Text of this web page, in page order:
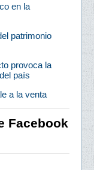
en la
patrimonio
provoca la
país
a la venta
Facebook